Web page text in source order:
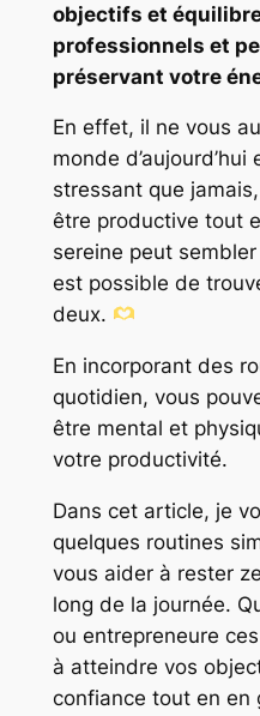
objectifs et
professionnels et
préservant votre
En effet, il ne vous
monde
stressant que
être productive tout
sereine peut
est possible de
deux.
En incorporant des
quotidien, vous
être mental et
votre productivité.
Dans cet article, je
quelques routines
vous aider à rester
long de la journée.
ou entrepreneure
à atteindre vos
confiance tout en en